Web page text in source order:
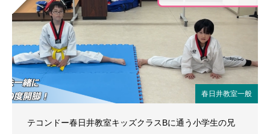
春日井教室一般
テコンドー春日井教室キッズクラスBに通う小学生の兄